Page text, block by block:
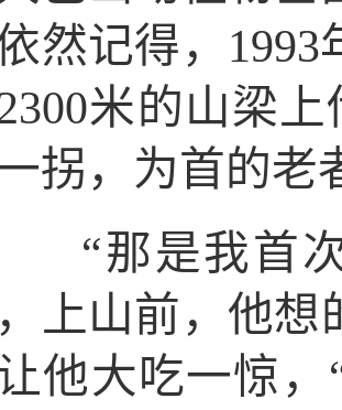
然记得，
米的山梁
拐，为首的老
“那是我首次
上山前，他想
他大吃一惊